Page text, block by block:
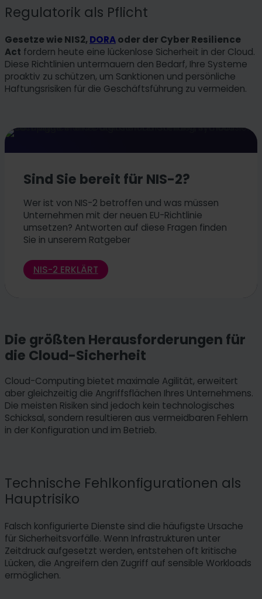
Regulatorik als Pflicht
Gesetze wie NIS2,DORAoder der Cyber Resilience
Act fordern heute eine lückenlose Sicherheit in der Cloud.
Diese Richtlinien untermauern den Bedarf, Ihre Systeme
proaktiv zu schützen, um Sanktionen und persönliche
Haftungsrisiken für die Geschäftsführung zu vermeiden.
Sind Sie bereit für NIS-2?
Wer ist von NIS-2 betroffen und was müssen
Unternehmen mit der neuen EU-Richtlinie
umsetzen? Antworten auf diese Fragen finden
Sie in unserem Ratgeber
NIS-2 ERKLÄRT
Die größten Herausforderungen für
die Cloud-Sicherheit
Cloud-Computing bietet maximale Agilität, erweitert
aber gleichzeitig die Angriffsflächen Ihres Unternehmens.
Die meisten Risiken sind jedoch kein technologisches
Schicksal, sondern resultieren aus vermeidbaren Fehlern
in der Konfiguration und im Betrieb.
Technische Fehlkonfigurationen als
Hauptrisiko
Falsch konfigurierte Dienste sind die häufigste Ursache
für Sicherheitsvorfälle. Wenn Infrastrukturen unter
Zeitdruck aufgesetzt werden, entstehen oft kritische
Lücken, die Angreifern den Zugriff auf sensible Workloads
ermöglichen.